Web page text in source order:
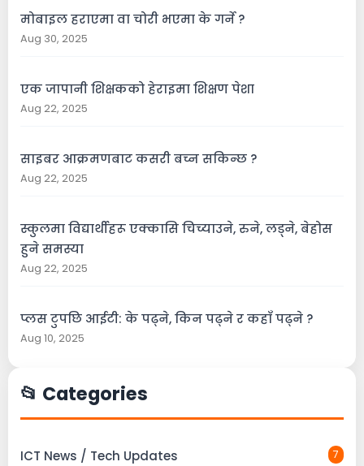
मोबाइल हराएमा वा चोरी भएमा के गर्ने ?
Aug 30, 2025
एक जापानी शिक्षकको हेराइमा शिक्षण पेशा
Aug 22, 2025
साइबर आक्रमणबाट कसरी बच्न सकिन्छ ?
Aug 22, 2025
स्कुलमा विद्यार्थीहरू एक्कासि चिच्याउने, रुने, लड्ने, बेहोस
हुने समस्या
Aug 22, 2025
प्लस टुपछि आईटी: के पढ्ने, किन पढ्ने र कहाँ पढ्ने ?
Aug 10, 2025
📂 Categories
ICT News / Tech Updates 7